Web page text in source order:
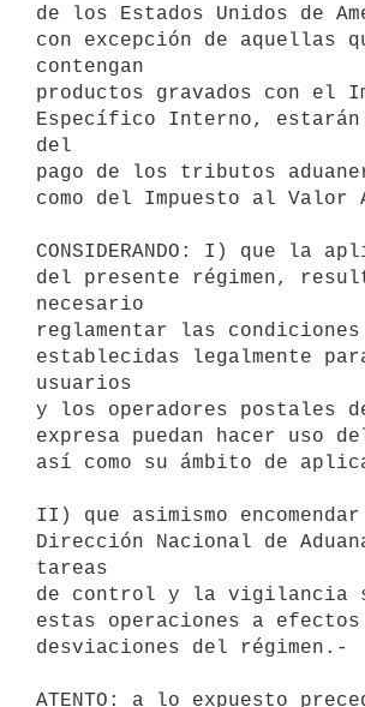
de los Estados Unidos de
con excepción de aquellas
contengan
productos gravados con el
Específico Interno, estarán
del
pago de los tributos
como del Impuesto al Valor
CONSIDERANDO: I) que la
del presente régimen,
necesario
reglamentar las condiciones
establecidas legalmente
usuarios
y los operadores postales
expresa puedan hacer uso
así como su ámbito de
II) que asimismo
Dirección Nacional de
tareas
de control y la vigilancia
estas operaciones a
desviaciones del régimen.-
ATENTO: a lo expuesto